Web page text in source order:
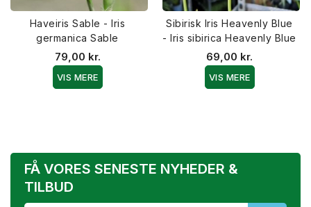
Haveiris Sable - Iris
germanica Sable
79,00 kr.
VIS MERE
Sibirisk Iris Heavenly Blue
- Iris sibirica Heavenly Blue
69,00 kr.
VIS MERE
FÅ VORES SENESTE NYHEDER &
TILBUD